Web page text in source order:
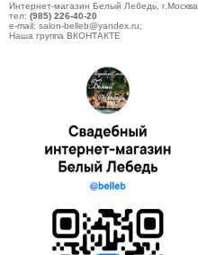
Интернет-магазин Белый Лебедь, г.Москва
тел: (985) 226-40-20
e-mail: salon-belleb@yandex.ru;
Наша группа ВКОНТАКТЕ